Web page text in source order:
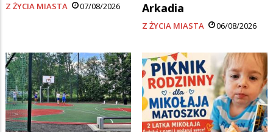
Z ŻYCIA MIASTA 07/08/2026
Arkadia
Z ŻYCIA MIASTA 06/08/2026